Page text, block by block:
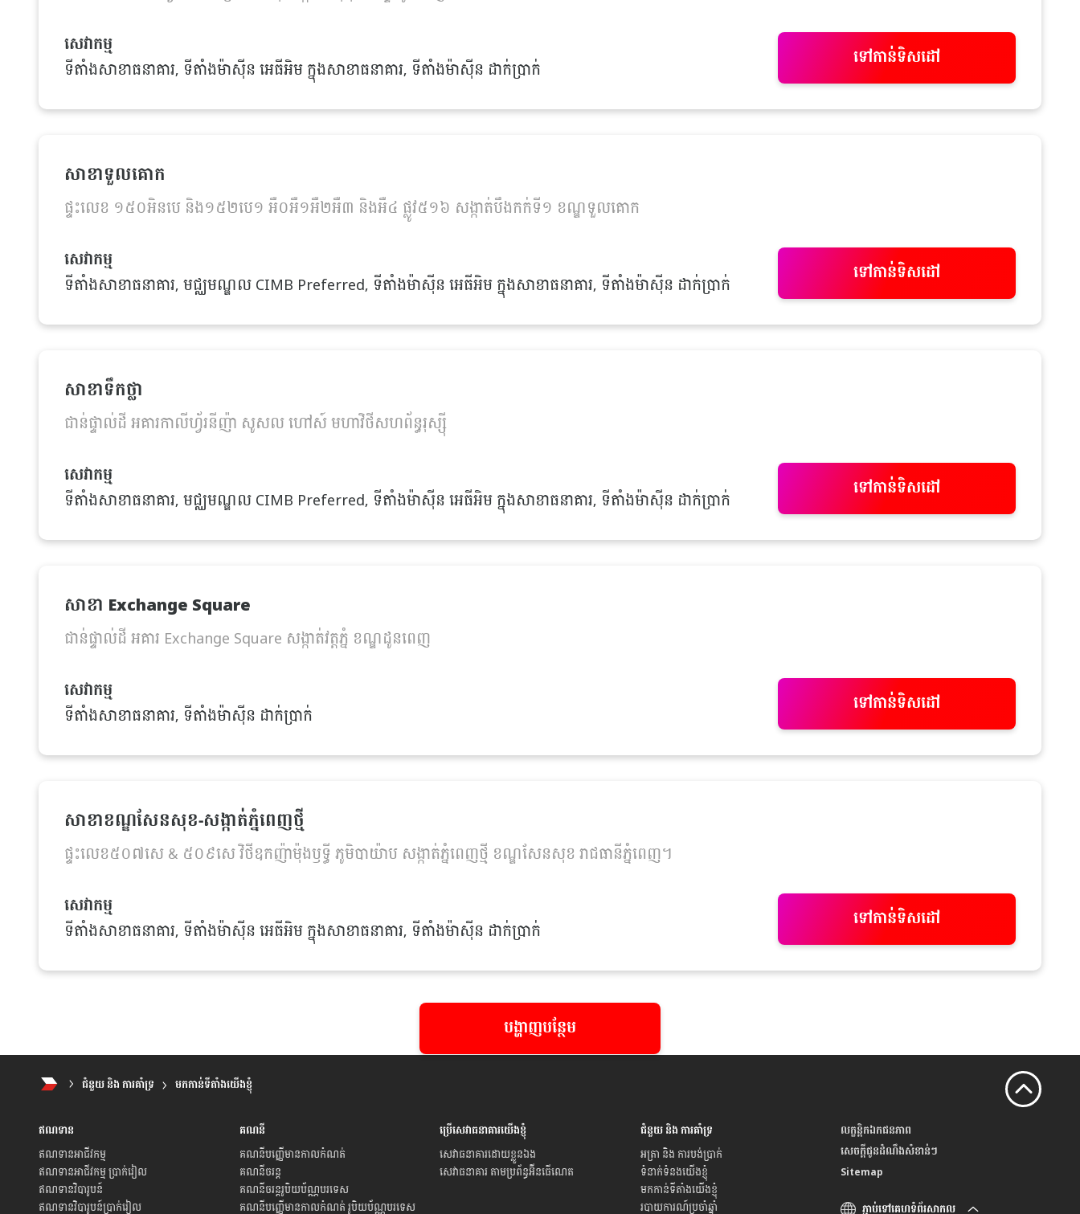
សេវាកម្ម
ទីតាំងសាខាធនាគារ, ទីតាំងម៉ាស៊ីន អេធីអិម ក្នុងសាខាធនាគារ, ទីតាំងម៉ាស៊ីន ដាក់ប្រាក់
ទៅកាន់ទិសដៅ
សាខាទួលគោក
ផ្ទះលេខ​ ១៥០អិនបេ និង១៥២បេ១ អឺ០អឺ១អឺ២អឺ៣ និងអឺ៤ ផ្លូវ៥១៦ សង្កាត់បឹងកក់ទី១ ខណ្ឌទួលគោក
សេវាកម្ម
ទីតាំងសាខាធនាគារ, មជ្ឈមណ្ឌល CIMB Preferred, ទីតាំងម៉ាស៊ីន អេធីអិម ក្នុងសាខាធនាគារ, ទីតាំងម៉ាស៊ីន ដាក់ប្រាក់
ទៅកាន់ទិសដៅ
សាខាទឹកថ្លា
ជាន់ផ្ទាល់ដី អគារកាលីហ្វ័រនីញ៉ា សូសល ហៅស៍ មហាវិថីសហព័ន្ធរុស្ស៊ី
សេវាកម្ម
ទីតាំងសាខាធនាគារ, មជ្ឈមណ្ឌល CIMB Preferred, ទីតាំងម៉ាស៊ីន អេធីអិម ក្នុងសាខាធនាគារ, ទីតាំងម៉ាស៊ីន ដាក់ប្រាក់
ទៅកាន់ទិសដៅ
សាខា Exchange Square
ជាន់ផ្ទាល់ដី អគារ Exchange Square សង្កាត់វត្តភ្នំ ខណ្ឌដូនពេញ
សេវាកម្ម
ទីតាំងសាខាធនាគារ, ទីតាំងម៉ាស៊ីន ដាក់ប្រាក់
ទៅកាន់ទិសដៅ
សាខាខណ្ឌសែនសុខ-សង្កាត់ភ្នំពេញថ្មី
ផ្ទះលេខ៥០៧សេ & ៥០៩សេ វិថីឧកញ៉ាម៉ុងឫទ្ធី ភូមិបាយ៉ាប សង្កាត់ភ្នំពេញថ្មី ខណ្ឌសែនសុខ រាជធានីភ្នំពេញ។
សេវាកម្ម
ទីតាំងសាខាធនាគារ, ទីតាំងម៉ាស៊ីន អេធីអិម ក្នុងសាខាធនាគារ, ទីតាំងម៉ាស៊ីន ដាក់ប្រាក់
ទៅកាន់ទិសដៅ
បង្ហាញបន្ថែម
ជំនួយ និង ការគាំទ្រ មកកាន់ទីតាំងយើងខ្ញុំ
ឥណទាន
ឥណទានអាជីវកម្ម​
ឥណទានអាជីវកម្ម ប្រាក់រៀល
ឥណទានវិបារូបន៍
ឥណទានវិបារូបន៍ប្រាក់រៀល
គណនី
គណនីបញ្ញើមានកាលកំណត់
គណនីចរន្ត
គណនីចរន្តរូបិយប័ណ្ណ​បរទេស
គណនីបញ្ញើមានកាលកំណត់ រូបិយប័ណ្ណបរទេស
ប្រើសេវាធនាគារយើងខ្ញុំ
សេវាធនាគារដោយខ្លួនឯង
សេវាធនាគារ តាមប្រព័ន្ធអ៊ីនធើណេត
ជំនួយ និង ការគាំទ្រ
អត្រា និង ការបង់ប្រាក់
ទំនាក់ទំនងយើងខ្ញុំ
មកកាន់ទីតាំងយើងខ្ញុំ
របាយការណ៍ប្រចាំឆ្នាំ
លក្ខន្តិកឯកជនភាព
សេចក្តីជូនដំណឹងសំខាន់ៗ
Sitemap
ភ្ជាប់ទៅគេហទំព័រសាកល